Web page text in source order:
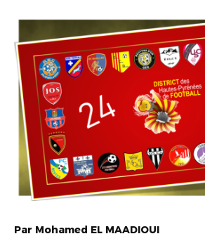
Par Mohamed EL MAADIOUI